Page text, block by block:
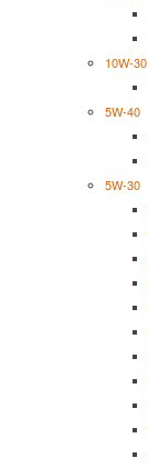
10W-30
5W-40
5W-30